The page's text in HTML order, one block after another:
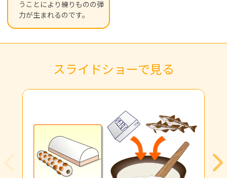
うことにより練りものの弾
力が生まれるのです。
スライドショーで見る